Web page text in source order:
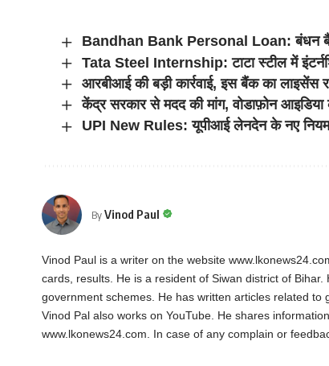
Bandhan Bank Personal Loan: बंधन बैंक
Tata Steel Internship: टाटा स्टील में
आरबीआई की बड़ी कार्रवाई, इस बैंक का लाइसेंस
केंद्र सरकार से मदद की मांग, वोडाफ़ोन आइडिया
UPI New Rules: यूपीआई लेनदेन के नए नियम,
ByVinod Paul
Vinod Paul is a writer on the website
cards, results. He is a resident of Siwan district of
government schemes. He has written articles related to
Vinod Pal also works on YouTube. He shares
www.lkonews24.com. In case of any complain or